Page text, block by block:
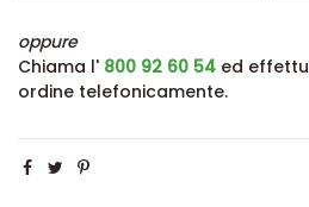
oppure
Chiama l' 800 92 60 54 ed
ordine telefonicamente.